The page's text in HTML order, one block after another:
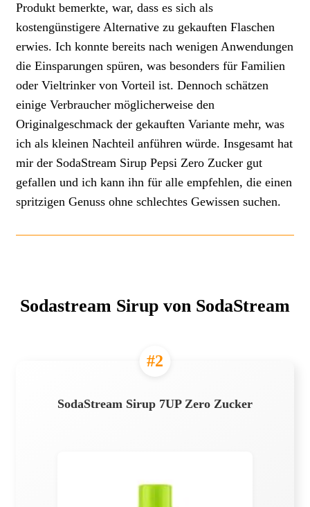
Produkt bemerkte, war, dass es sich als
kostengünstigere Alternative zu gekauften Flaschen
erwies. Ich konnte bereits nach wenigen Anwendungen
die Einsparungen spüren, was besonders für Familien
oder Vieltrinker von Vorteil ist. Dennoch schätzen
einige Verbraucher möglicherweise den
Originalgeschmack der gekauften Variante mehr, was
ich als kleinen Nachteil anführen würde. Insgesamt hat
mir der SodaStream Sirup Pepsi Zero Zucker gut
gefallen und ich kann ihn für alle empfehlen, die einen
spritzigen Genuss ohne schlechtes Gewissen suchen.
Sodastream Sirup von SodaStream
#2
SodaStream Sirup 7UP Zero Zucker